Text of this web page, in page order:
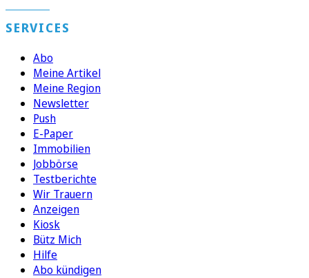
SERVICES
Abo
Meine Artikel
Meine Region
Newsletter
Push
E-Paper
Immobilien
Jobbörse
Testberichte
Wir Trauern
Anzeigen
Kiosk
Bütz Mich
Hilfe
Abo kündigen